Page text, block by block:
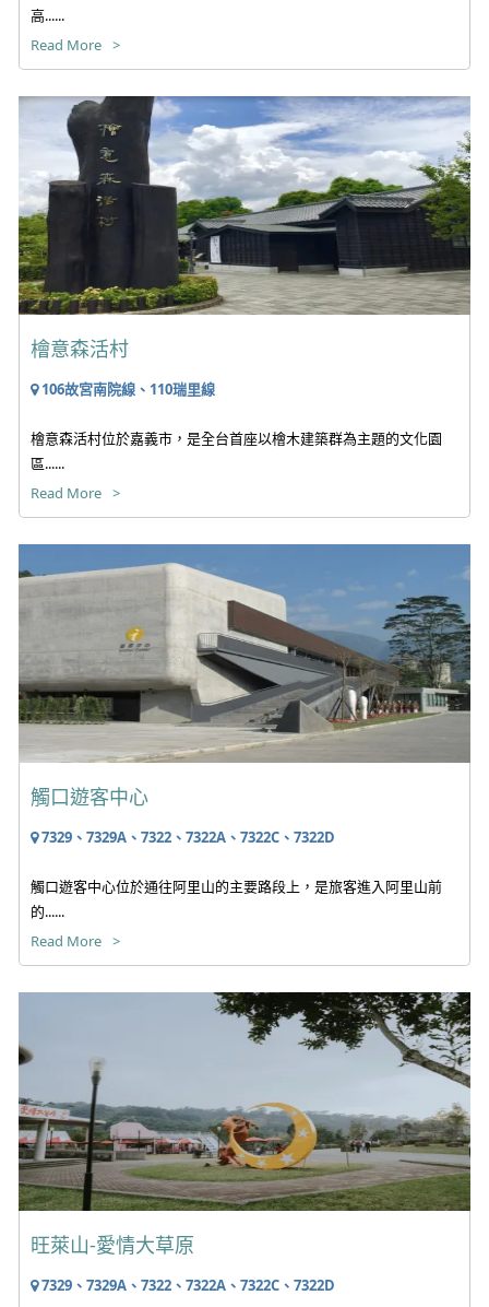
高......
Read More
檜意森活村
106故宮南院線、110瑞里線
檜意森活村位於嘉義市，是全台首座以檜木建築群為主題的文化園
區......
Read More
觸口遊客中心
7329、7329A、7322、7322A、7322C、7322D
觸口遊客中心位於通往阿里山的主要路段上，是旅客進入阿里山前
的......
Read More
旺萊山-愛情大草原
7329、7329A、7322、7322A、7322C、7322D